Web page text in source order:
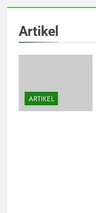
Artikel
ARTIKEL